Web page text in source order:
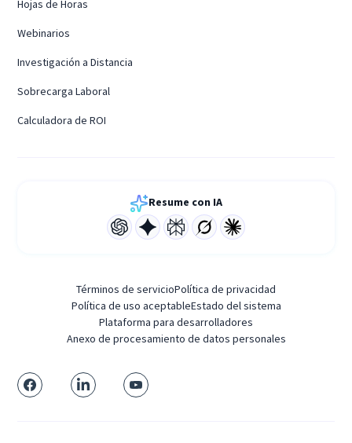
Hojas de Horas
Webinarios
Investigación a Distancia
Sobrecarga Laboral
Calculadora de ROI
Resume con IA
Términos de servicioPolítica de privacidad
Política de uso aceptableEstado del sistema
Plataforma para desarrolladores
Anexo de procesamiento de datos personales